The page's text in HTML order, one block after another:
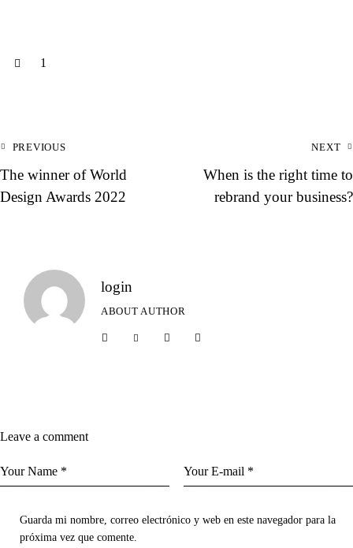
1
Navegación
entradas
PREVIOUS
The winner of World
Design Awards 2022
NEXT
When is the right time to
rebrand your business?
login
ABOUT AUTHOR
facebook-twitter- dribble-instagram
Leave a comment
Guarda mi nombre, correo electrónico y web en este navegador para la
próxima vez que comente.